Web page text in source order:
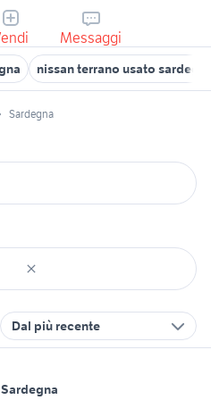
Messaggi
nissan terrano usato
Sardegna
Dal più recente